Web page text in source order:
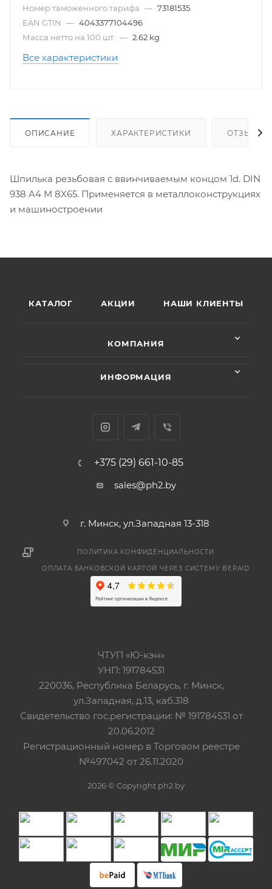
Номер таможенного тарифа — 73181535
EAN GTIN
— 4043377104496
Масса нетто на 100 шт.
— 2.62 kg
Все характеристики
ОПИСАНИЕ ХАРАКТЕРИСТИКИ ОТЗЫВЫ
Шпилька резьбовая с ввинчиваемым концом 1d. DIN
938 A4 M 8X65. Применяется в металлоконструкциях
и машиностроении
КАТАЛОГ АКЦИИ НАШИ КЛИЕНТЫ
КОМПАНИЯ
ИНФОРМАЦИЯ
+375 (29) 661-10-85
sales@ph2.by
г. Минск, ул.Западная 13-318
ПОЛИТИКА КОНФИДЕНЦИАЛЬНОСТИ
ОПЛАТА БАНКОВСКОЙ КАРТОЙ ЧЕРЕЗ СИСТЕМУ BEPAID
ЧТУП «Ю-кэн»
УНП: 191784531
220036, Республика Беларусь, г. Минск,
ул.Западная, д.13, каб.318
Свидетельство гос.регистрации: № 191784531 от
20.06.2012
Регистрационный номер в Торговом реестре
№497042 от 26.11.2020
2026 © Copyright ph2.by